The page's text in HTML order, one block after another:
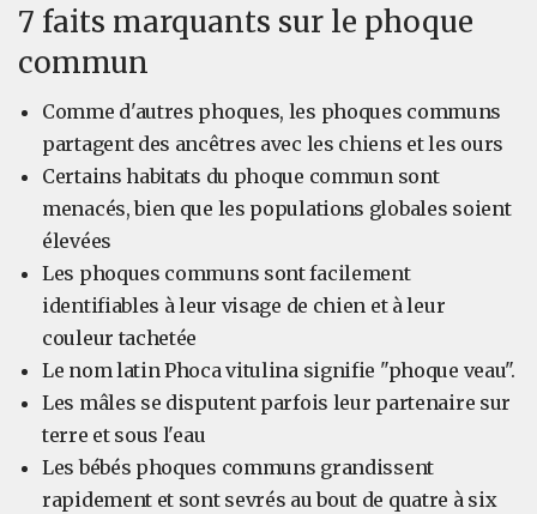
7 faits marquants sur le phoque
commun
Comme d'autres phoques, les phoques communs
partagent des ancêtres avec les chiens et les ours
Certains habitats du phoque commun sont
menacés, bien que les populations globales soient
élevées
Les phoques communs sont facilement
identifiables à leur visage de chien et à leur
couleur tachetée
Le nom latin Phoca vitulina signifie "phoque veau".
Les mâles se disputent parfois leur partenaire sur
terre et sous l'eau
Les bébés phoques communs grandissent
rapidement et sont sevrés au bout de quatre à six